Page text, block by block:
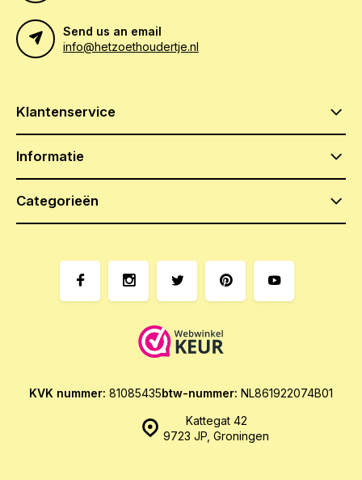
Send us an email
info@hetzoethoudertje.nl
Klantenservice
Informatie
Categorieën
Kattegat 42
9723 JP, Groningen
KVK nummer: 81085435btw-nummer: NL861922074B01